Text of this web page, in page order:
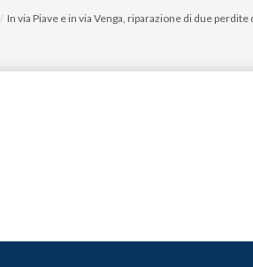
In via Piave e in via Venga, riparazione di due